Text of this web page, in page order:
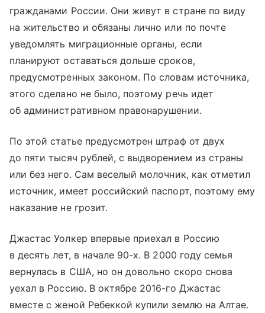
гражданами России. Они живут в стране по виду
на жительство и обязаны лично или по почте
уведомлять миграционные органы, если
планируют оставаться дольше сроков,
предусмотренных законом. По словам источника,
этого сделано не было, поэтому речь идет
об административном правонарушении.
По этой статье предусмотрен штраф от двух
до пяти тысяч рублей, с выдворением из страны
или без него. Сам веселый молочник, как отметил
источник, имеет российский паспорт, поэтому ему
наказание не грозит.
Джастас Уолкер впервые приехал в Россию
в десять лет, в начале 90-х. В 2000 году семья
вернулась в США, но он довольно скоро снова
уехал в Россию. В октябре 2016-го Джастас
вместе с женой Ребеккой купили землю на Алтае.